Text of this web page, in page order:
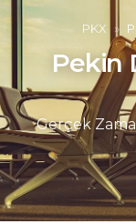
PKX »
Pekin
Gerçek